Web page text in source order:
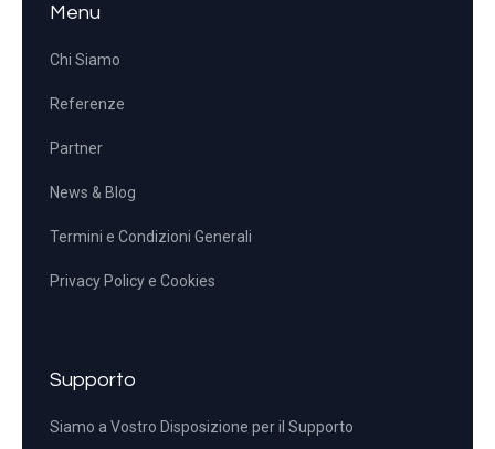
Menu
Chi Siamo
Referenze
Partner
News & Blog
Termini e Condizioni Generali
Privacy Policy e Cookies
Supporto
Siamo a Vostro Disposizione per il Supporto